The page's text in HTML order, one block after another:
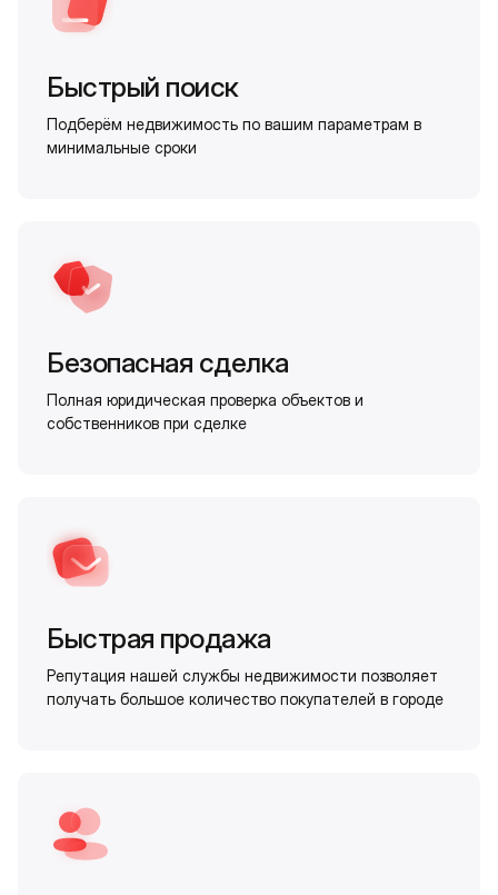
Быстрый поиск
Подберём недвижимость по вашим параметрам в
минимальные сроки
Безопасная сделка
Полная юридическая проверка объектов и
собственников при сделке
Быстрая продажа
Репутация нашей службы недвижимости позволяет
получать большое количество покупателей в городе